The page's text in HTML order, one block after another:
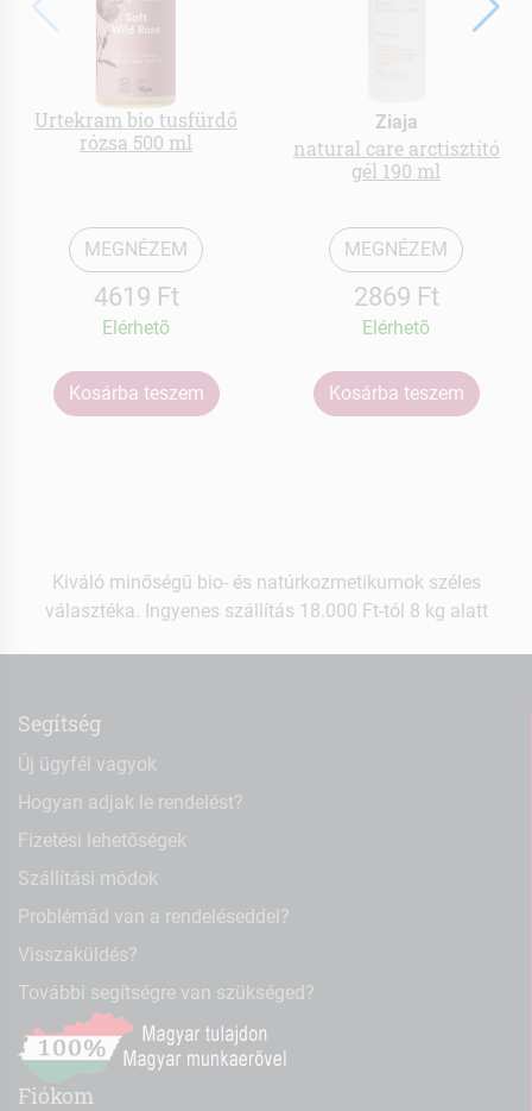
Urtekram bio tusfürdő
rózsa 500 ml
MEGNÉZEM
4619 Ft
Elérhetõ
Kosárba teszem
Ziaja
natural care arctisztító
gél 190 ml
MEGNÉZEM
2869 Ft
Elérhetõ
Kosárba teszem
Kiváló minőségű bio- és natúrkozmetikumok széles
választéka. Ingyenes szállítás 18.000 Ft-tól 8 kg alatt
Segítség
Új ügyfél vagyok
Hogyan adjak le rendelést?
Fizetési lehetőségek
Szállítási módok
Problémád van a rendeléseddel?
Visszaküldés?
További segítségre van szükséged?
Fiókom